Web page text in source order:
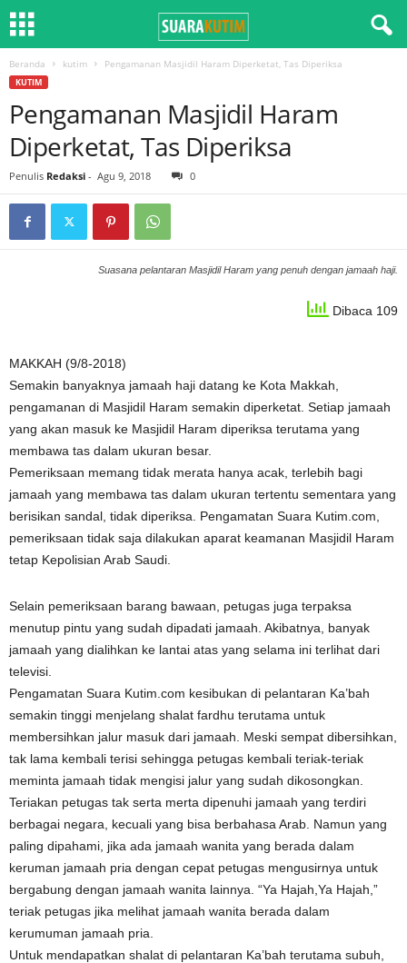
Beranda kutim Pengamanan Masjidil Haram Diperketat, Tas Diperiksa
KUTIM
Pengamanan Masjidil Haram
Diperketat, Tas Diperiksa
Penulis Redaksi - Agu 9, 2018 0
Suasana pelantaran Masjidil Haram yang penuh dengan jamaah haji.
Dibaca 109
MAKKAH (9/8-2018)
Semakin banyaknya jamaah haji datang ke Kota Makkah,
pengamanan di Masjidil Haram semakin diperketat. Setiap jamaah
yang akan masuk ke Masjidil Haram diperiksa terutama yang
membawa tas dalam ukuran besar.
Pemeriksaan memang tidak merata hanya acak, terlebih bagi
jamaah yang membawa tas dalam ukuran tertentu sementara yang
berisikan sandal, tidak diperiksa. Pengamatan Suara Kutim.com,
pemeriksaan tidak saja dilakukan aparat keamanan Masjidil Haram
tetap Kepolisian Arab Saudi.
Selain pemeriksaan barang bawaan, petugas juga terpaksa
menutup pintu yang sudah dipadati jamaah. Akibatnya, banyak
jamaah yang dialihkan ke lantai atas yang selama ini terlihat dari
televisi.
Pengamatan Suara Kutim.com kesibukan di pelantaran Ka’bah
semakin tinggi menjelang shalat fardhu terutama untuk
membersihkan jalur masuk dari jamaah. Meski sempat dibersihkan,
tak lama kembali terisi sehingga petugas kembali teriak-teriak
meminta jamaah tidak mengisi jalur yang sudah dikosongkan.
Teriakan petugas tak serta merta dipenuhi jamaah yang terdiri
berbagai negara, kecuali yang bisa berbahasa Arab. Namun yang
paling dipahami, jika ada jamaah wanita yang berada dalam
keruman jamaah pria dengan cepat petugas mengusirnya untuk
bergabung dengan jamaah wanita lainnya. “Ya Hajah,Ya Hajah,”
teriak petugas jika melihat jamaah wanita berada dalam
kerumuman jamaah pria.
Untuk mendapatkan shalat di pelantaran Ka’bah terutama subuh,